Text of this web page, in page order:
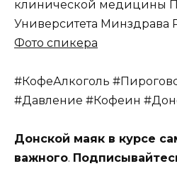
клинической медицины
Университета Минздрава
Фото спикера
#КофеАлкоголь
#Давление #Кофеин
Донской маяк в курсе
важного.